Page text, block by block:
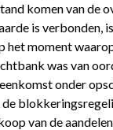
komen van de
is verbonden,
het moment
was van
onder
van de